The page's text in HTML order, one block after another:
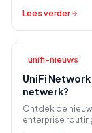
Lees verder
unifi-nieuws
UniFi
netwerk?
Ontdek de
enterprise